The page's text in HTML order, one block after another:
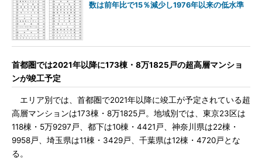
数は前年比で15％減少し1976年以来の低水準
首都圏では2021年以降に173棟・8万1825戸の超高層マンショ
ンが竣工予定
エリア別では、首都圏で2021年以降に竣工が予定されている超
高層マンションは173棟・8万1825戸。地域別では、東京23区は
118棟・5万9297戸、都下は10棟・4421戸、神奈川県は22棟・
9958戸、埼玉県は11棟・3429戸、千葉県は12棟・4720戸とな
る。